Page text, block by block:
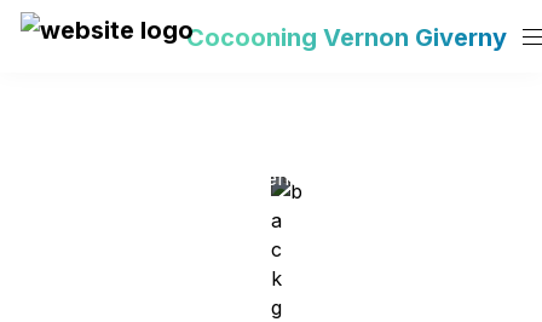
Cocooning Vernon Giverny
Bienvenue chez Conciergerie Digitale Vernon, votre